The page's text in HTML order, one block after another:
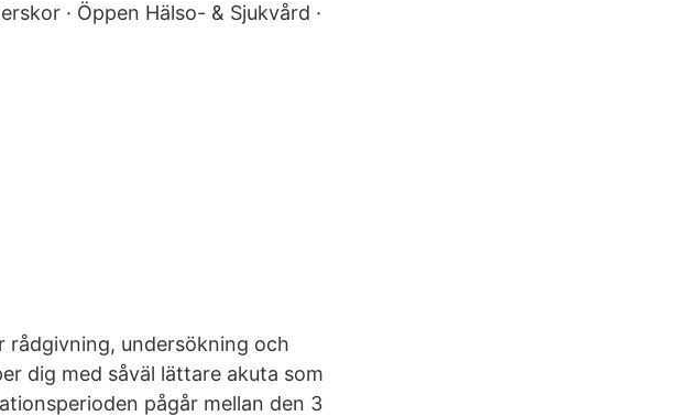
· Öppen Hälso- & Sjukvård ·
rådgivning, undersökning och
dig med såväl lättare akuta som
pågår mellan den 3